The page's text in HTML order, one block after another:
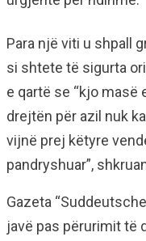
Para një viti u shpall
si shtete të sigurta
e qartë se “kjo masë
drejtën për azil nuk
vijnë prej këtyre
pandryshuar”,
Gazeta
javë pas përurimit të